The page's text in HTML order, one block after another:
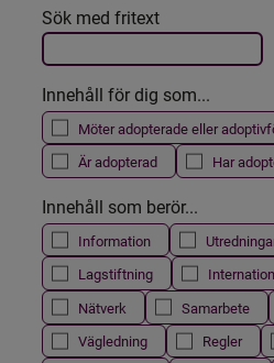
Filtrera resultatet
Det här formuläret postas
Sök med fritext
Innehåll för dig som...
Möter adopterade eller
Är adopterad
Har
Innehåll som berör...
Information
Lagstiftning
Nätverk
Samarbete
Vägledning
Regler